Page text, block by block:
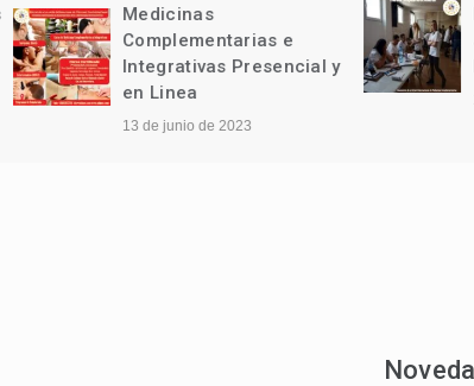
Medicinas
Complementarias e
Integrativas Presencial y
en Linea
13 de junio de 2023